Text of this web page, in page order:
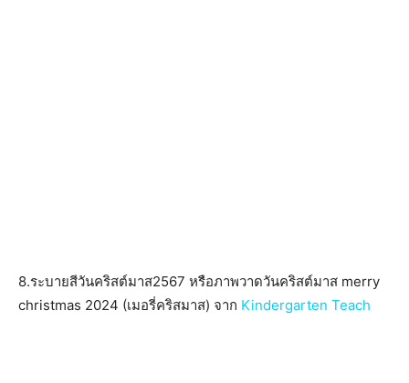
8.ระบายสีวันคริสต์มาส2567 หรือภาพวาดวันคริสต์มาส merry
christmas 2024 (เมอรี่คริสมาส) จาก Kindergarten Teach